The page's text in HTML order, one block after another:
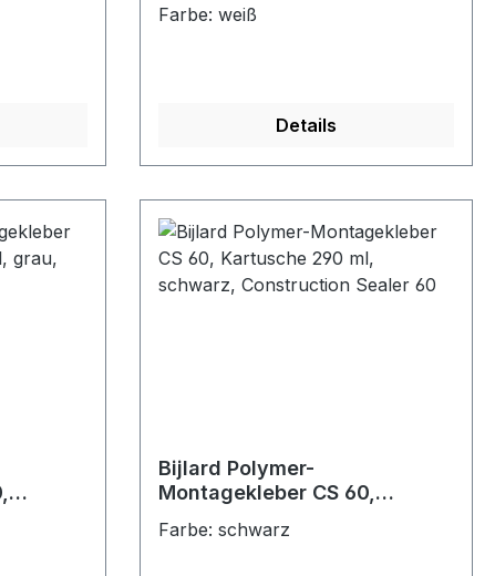
Montagekleber
Farbe: weiß
Details
Bijlard Polymer-
Montagekleber CS 60,
Construction Sealer 60
Farbe: schwarz